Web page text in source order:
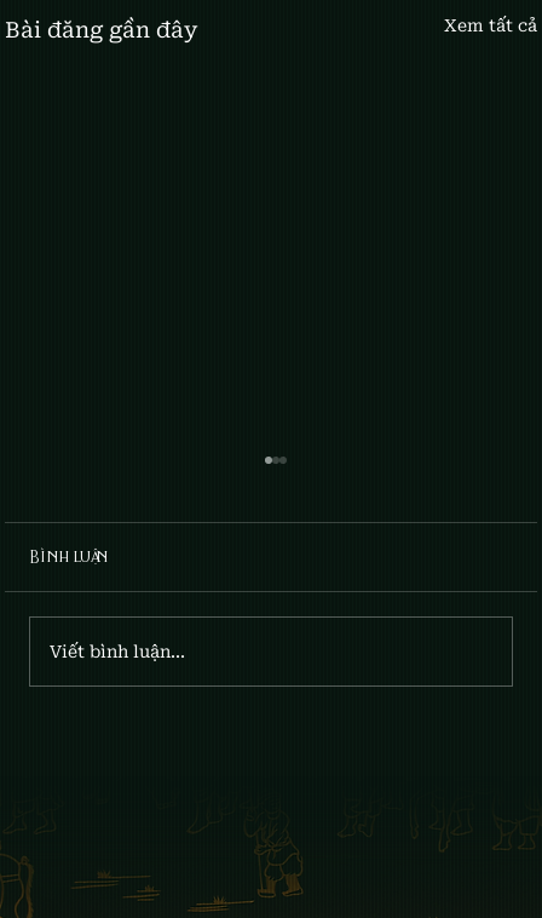
Bài đăng gần đây Xem tất cả
April Lilies: Gia x Fumee
Bình luận
Viết bình luận...